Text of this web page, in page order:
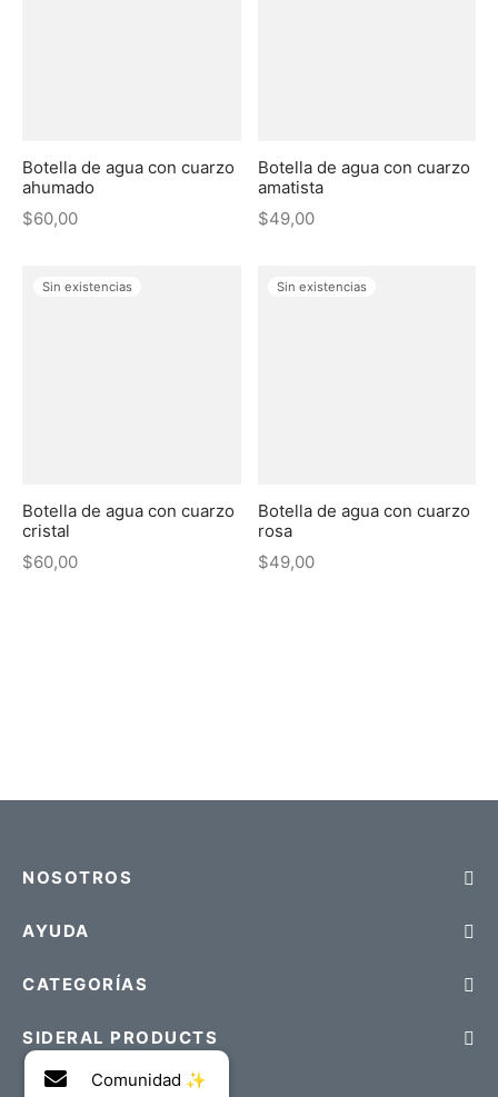
Botella de agua con cuarzo
ahumado
$60,00
Botella de agua con cuarzo
amatista
$49,00
Sin existencias
Botella de agua con cuarzo
cristal
$60,00
Sin existencias
Botella de agua con cuarzo
rosa
$49,00
SIDERAL PRODUCTS
AYUDA
CATEGORÍAS
NOSOTROS